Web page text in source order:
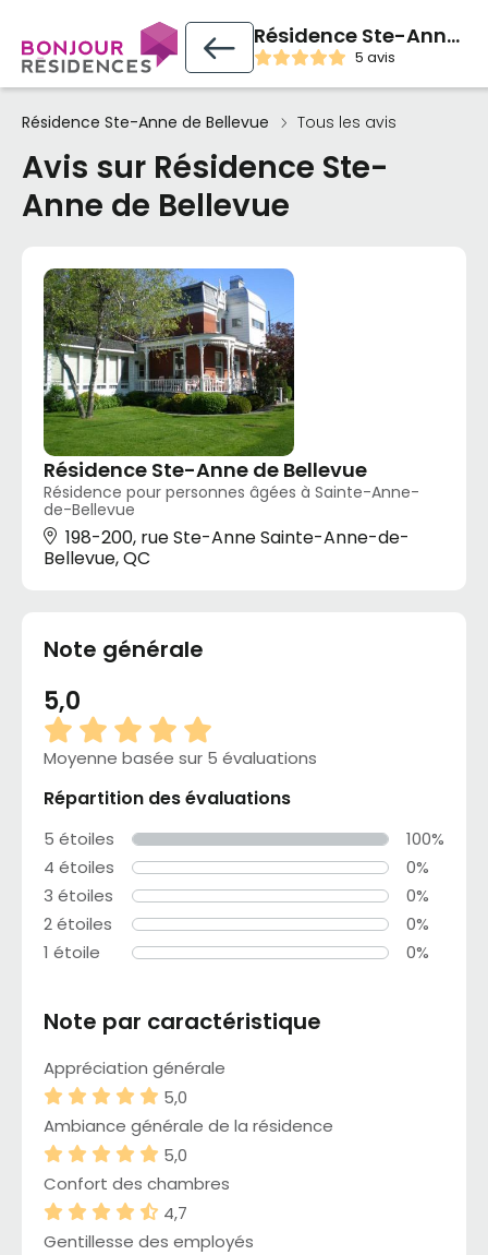
Résidence Ste-Anne de Bellevue
5 avis
Résidence Ste-Anne de Bellevue Tous les avis
Avis sur Résidence Ste-
Anne de Bellevue
Résidence Ste-Anne de Bellevue
Résidence pour personnes âgées à Sainte-Anne-
de-Bellevue
198-200, rue Ste-Anne Sainte-Anne-de-
Bellevue, QC
Note générale
5,0
Moyenne basée sur 5 évaluations
Répartition des évaluations
5 étoiles
100%
4 étoiles
0%
3 étoiles
0%
2 étoiles
0%
1 étoile
0%
Note par caractéristique
Appréciation générale
5,0
Ambiance générale de la résidence
5,0
Confort des chambres
4,7
Gentillesse des employés